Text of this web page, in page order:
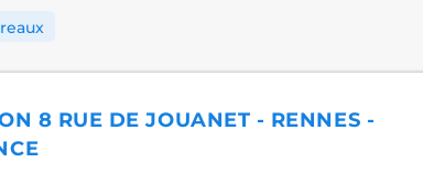
8 RUE DE JOUANET - RENNES -